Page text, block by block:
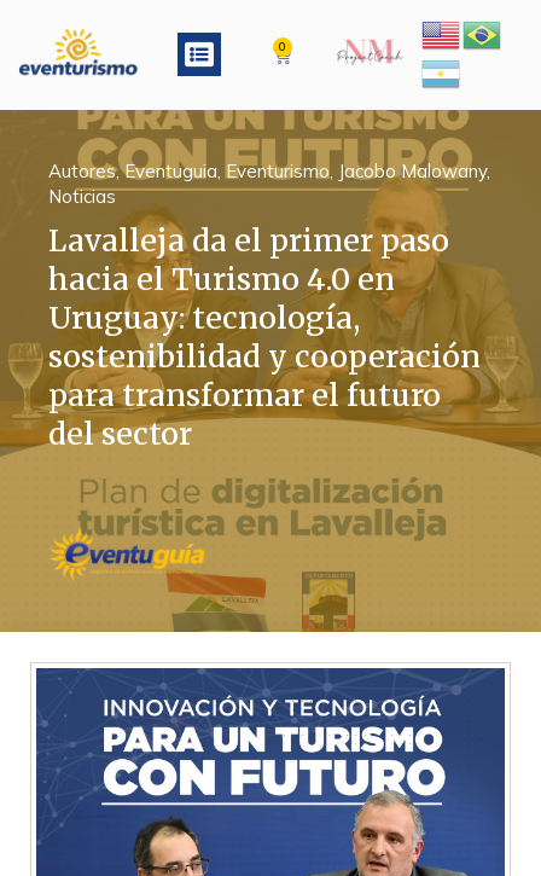
contenido
Menu 0 Cart
Autores,Eventuguia, Eventurismo, Jacobo Malowany,
Noticias
Lavalleja da el primer paso
hacia el Turismo 4.0 en
Uruguay: tecnología,
sostenibilidad y cooperación
para transformar el futuro
del sector